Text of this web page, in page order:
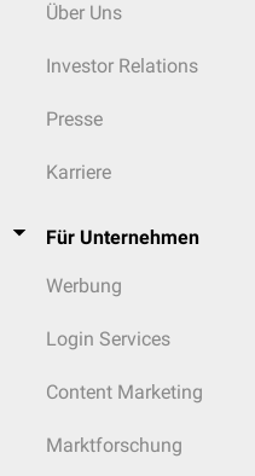
Über Uns
Investor Relations
Presse
Karriere
Für Unternehmen
Werbung
Login Services
Content Marketing
Marktforschung